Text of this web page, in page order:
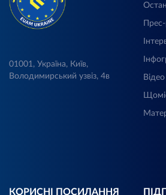
01001, Україна, Київ,
Володимирський узвіз, 4в
Прес-
Відео
КОРИСНІ ПОСИЛАННЯ